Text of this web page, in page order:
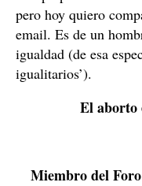
pero hoy quiero
email. Es de un
igualdad (de esa
igualitarios’).
El aborto
Miembro del